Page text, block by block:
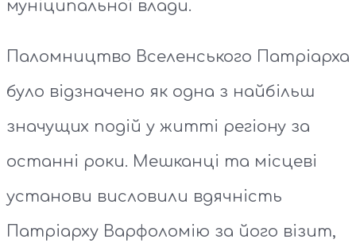
муніципальної влади.
Паломництво Вселенського Патріарха
було відзначено як одна з найбільш
значущих подій у житті регіону за
останні роки. Мешканці та місцеві
установи висловили вдячність
Патріарху Варфоломію за його візит,